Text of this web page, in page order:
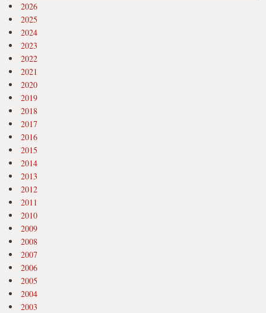
2026
2025
2024
2023
2022
2021
2020
2019
2018
2017
2016
2015
2014
2013
2012
2011
2010
2009
2008
2007
2006
2005
2004
2003